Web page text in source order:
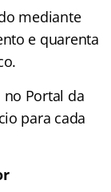
mediante
e quarenta
Portal da
para cada